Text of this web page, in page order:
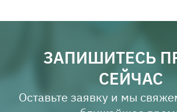
ЗАПИШИТЕСЬ
СЕЙЧАС
Оставьте заявку и мы